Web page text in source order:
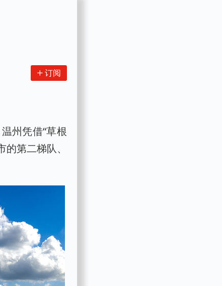
订阅
州凭借“草根
第二梯队、